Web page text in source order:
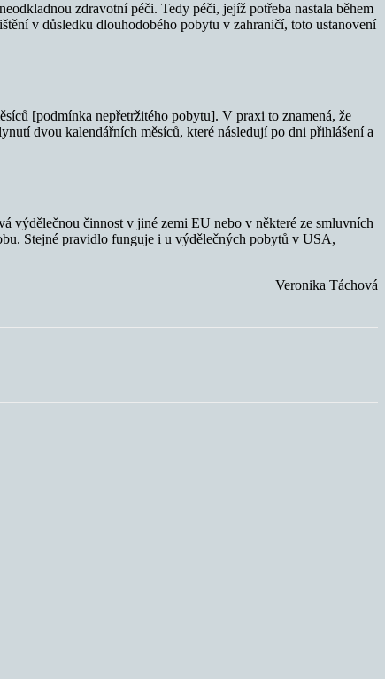
zdravotní péči. Tedy péči, jejíž potřeba nastala během
v důsledku dlouhodobého pobytu v zahraničí, toto ustanovení
[podmínka nepřetržitého pobytu]. V praxi to znamená, že
dvou kalendářních měsíců, které následují po dni přihlášení a
výdělečnou činnost v jiné zemi EU nebo v některé ze smluvních
Stejné pravidlo funguje i u výdělečných pobytů v USA,
Veronika Táchová